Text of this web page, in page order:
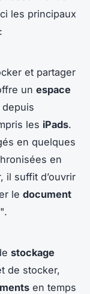
les principaux
et partager
un espace
les iPads.
en quelques
en
il suffit d’ouvrir
le document
stockage
de stocker,
en temps